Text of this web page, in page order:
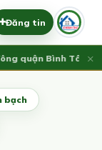
Đăng tin
quận Bình Tân ×
bạch